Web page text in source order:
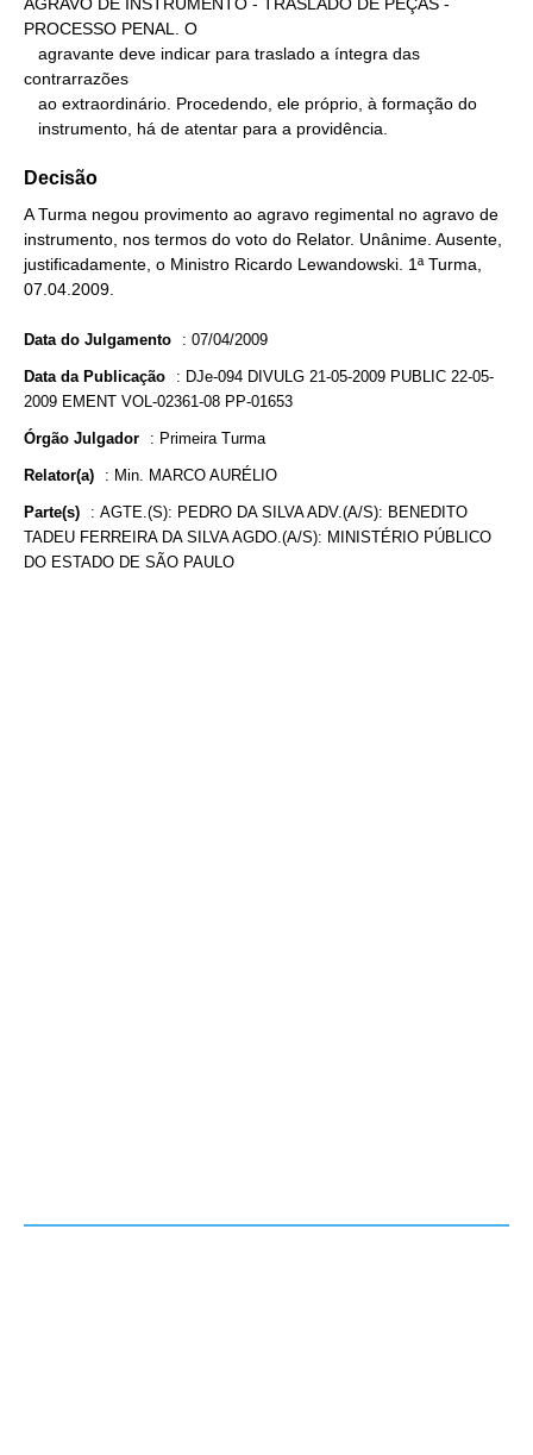
AGRAVO DE INSTRUMENTO - TRASLADO DE PEÇAS -
PROCESSO PENAL. O
contrarrazões
   instrumento, há de atentar para a providência.
Decisão
A Turma negou provimento ao agravo regimental no agravo de
instrumento, nos termos do voto do Relator. Unânime. Ausente,
justificadamente, o Ministro Ricardo Lewandowski. 1ª Turma,
07.04.2009.
Data do Julgamento : 07/04/2009
Data da Publicação : DJe-094 DIVULG 21-05-2009 PUBLIC 22-05-
2009 EMENT VOL-02361-08 PP-01653
Órgão Julgador : Primeira Turma
Relator(a) : Min. MARCO AURÉLIO
Parte(s) : AGTE.(S): PEDRO DA SILVA ADV.(A/S): BENEDITO
TADEU FERREIRA DA SILVA AGDO.(A/S): MINISTÉRIO PÚBLICO
DO ESTADO DE SÃO PAULO